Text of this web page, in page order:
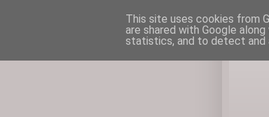
This site uses cookies from
are shared with Google
statistics, and to detect and